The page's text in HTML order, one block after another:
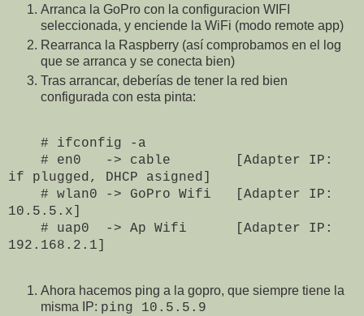
Arranca la GoPro con la configuracion WIFI
seleccionada, y enciende la WiFi (modo remote app)
Rearranca la Raspberry (así comprobamos en el log
que se arranca y se conecta bien)
Tras arrancar, deberías de tener la red bien
configurada con esta pinta:
# ifconfig -a
# en0 -> cable [Adapter IP:
if plugged, DHCP asigned]
# wlan0 -> GoPro Wifi [Adapter IP:
10.5.5.x]
# uap0 -> Ap Wifi [Adapter IP:
192.168.2.1]
Ahora hacemos ping a la gopro, que siempre tiene la
misma IP: ping 10.5.5.9